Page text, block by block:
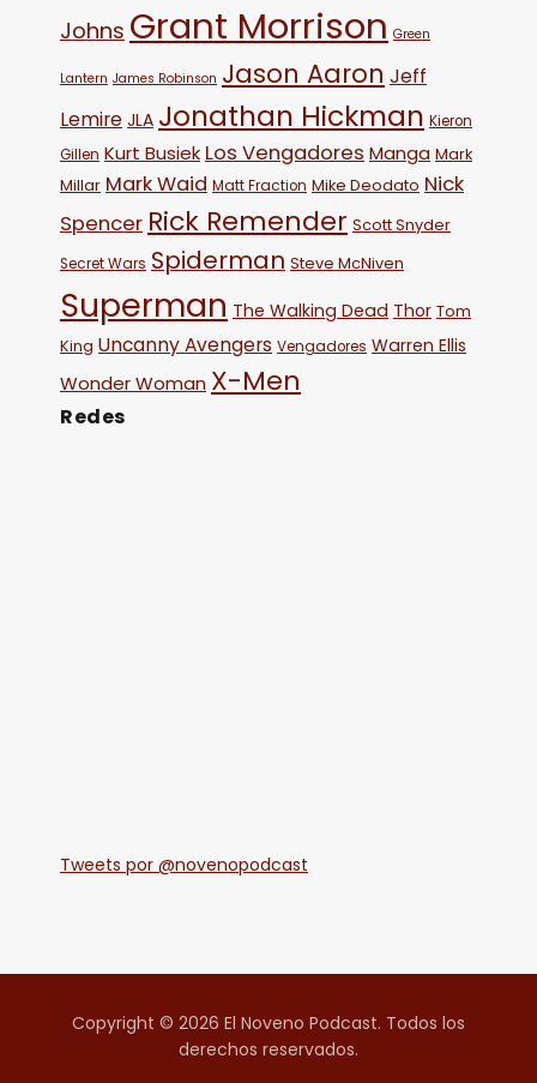
Johns Grant Morrison Green
Lantern James Robinson Jason Aaron Jeff
Lemire JLA Jonathan Hickman Kieron
Gillen Kurt Busiek Los Vengadores Manga Mark
Millar Mark Waid Matt Fraction Mike Deodato Nick
Spencer Rick Remender Scott Snyder
Secret Wars Spiderman Steve McNiven
Superman The Walking Dead Thor Tom
King Uncanny Avengers Vengadores Warren Ellis
Wonder Woman X-Men
Redes
Tweets por @novenopodcast
Copyright © 2026 El Noveno Podcast. Todos los
derechos reservados.